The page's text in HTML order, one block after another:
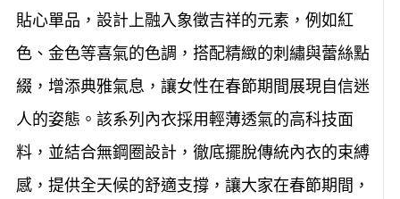
貼心單品，設計上融入象徵吉祥的元素，例如紅
色、金色等喜氣的色調，搭配精緻的刺繡與蕾絲點
綴，增添典雅氣息，讓女性在春節期間展現自信迷
人的姿態。該系列內衣採用輕薄透氣的高科技面
料，並結合無鋼圈設計，徹底擺脫傳統內衣的束縛
感，提供全天候的舒適支撐，讓大家在春節期間，